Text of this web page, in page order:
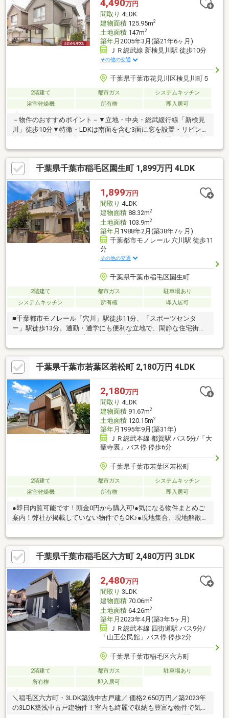
揃い、子育て世帯にも嬉しい住環境。駐
4,490万円
間取り 4LDK
建物面積125.95m2
土地面積147m2
築年月 2005年3月(築21年6ヶ月)
ＪＲ総武線 新検見川駅 徒歩10分
その他の交通
千葉県千葉市花見川区検見川町５
2階建て 都市ガス
システムキッチン
浴室乾燥機
所有権 即入居可
－物件のおすすめポイント－▼立地・中央・総武緩行線「新検見
川」徒歩10分▼特徴・LDKは南面を含む3面に窓を設置・リビング
の間付、客間としても利用可能・南側洋室2部屋は壁一面にクロー
ゼットを設置・お庭有・カーポート有(車種による)▼設備・食洗
機／浄水器・浴室乾燥機▼周辺環境・まいばすけっと新検見川駅
前店 徒歩10分(約760m)・ファミリーマート千葉検見川五丁目店
徒歩5分(約360m)■ ご希望の住まい探しをお手伝いします
━━━━━・・・物件の詳細・ご相談はお気軽にお問い合わせく
ださい。
千葉県千葉市稲毛区園生町 1,899万円 4LDK
1,899万円
間取り 4LDK
建物面積88.32m2
土地面積103.9m2
築年月 1988年2月(築38年7ヶ月)
千葉都市モノレール 穴川駅 徒歩11
分
その他の交通
千葉県千葉市稲毛区園生町
2階建て 都市ガス
駐車場あり
システムキッチン
所有権 即入居可
■千葉都市モノレール「穴川」駅徒歩11分、「スポーツセンタ
ー」駅徒歩13分。通勤・通学にも便利な立地で、閑静な住宅街に
お引渡し後は気持ちよく新生活をスタートできます。約13.75帖の
LDKを中心に、全居室収納付きで家族みんなが快適に暮らせる間
取りです。■全居室2面採光で風通し・陽当たりも良好。1階には
和室、2階には洋室2部屋と和室を備え、お子様の成長やテレワー
クなど、多彩なライフスタイルに柔軟に対応できます。■スーパ
ーやコンビニ、公園、教育施設も身近に揃う暮らしやすい住環
境。即引渡し可能なため、お住み替えをご検討中の方にもおすす
めの一邸です。
千葉県千葉市若葉区若松町 2,180万円 4LDK
2,180万円
間取り 4LDK
建物面積91.67m2
土地面積120.15m2
築年月 1995年9月(築31年)
ＪＲ総武本線 都賀駅 バス5分/「大
聖寺裏」バス停 停歩6分
千葉県千葉市若葉区若松町
2階建て 都市ガス
システムキッチン
浴室乾燥機
所有権 即入居可
●即日内覧可能です！頭金0円から購入可!●気になる物件まとめご
案内！弊社が掲載していない物件でもOK♪●現地集合、現地解散
千葉県千葉市稲毛区六方町 2,480万円 3LDK
2,480万円
間取り 3LDK
建物面積70.06m2
土地面積64.26m2
築年月 2023年4月(築3年5ヶ月)
ＪＲ総武本線 四街道駅 バス9分/
「山王公民館」バス停 停歩2分
千葉県千葉市稲毛区六方町
2階建て 都市ガス
駐車場あり
所有権
即入居可
＼稲毛区六方町・3LDK築浅中古戸建／ 価格2 650万円／築2023年
の3LDK築浅中古戸建物件！室内も綺麗で収納も豊富な物件で気持